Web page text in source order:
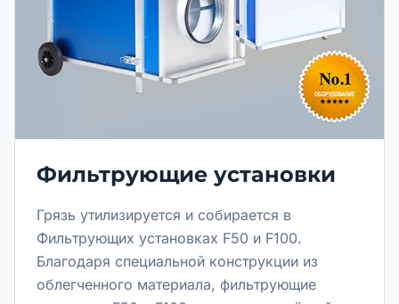
Фильтрующие установки
Грязь утилизируется и собирается в
Фильтрующих установках F50 и F100.
Благодаря специальной конструкции из
облегченного материала, фильтрующие